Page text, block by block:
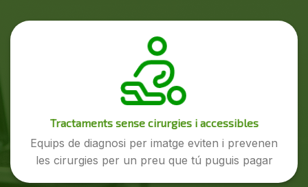
Tractaments sense cirurgies i accessibles
Equips de diagnosi per imatge eviten i prevenen
les cirurgies per un preu que tú puguis pagar